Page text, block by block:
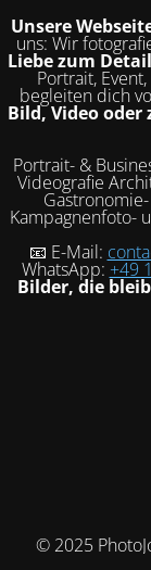
Unsere
uns: Wir
Liebe zum Detail
Portrait,
begleiten dich
Bild, Video oder
Portrait- &
Videografie
Kampagnenfoto-
📧 E-Mail:
WhatsApp: +49
Bilder, die
© 2025